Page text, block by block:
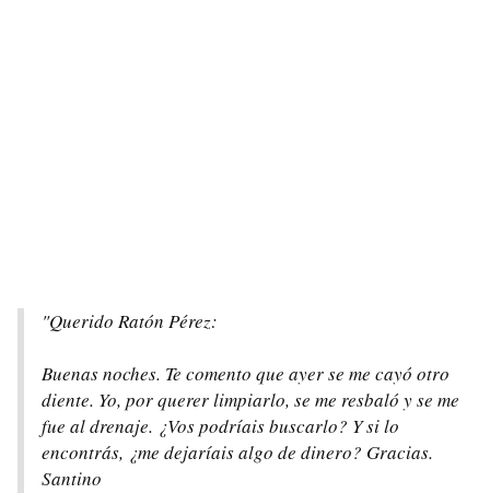
"Querido Ratón Pérez:
Buenas noches. Te comento que ayer se me cayó otro
diente. Yo, por querer limpiarlo, se me resbaló y se me
fue al drenaje. ¿Vos podríais buscarlo? Y si lo
encontrás, ¿me dejaríais algo de dinero? Gracias.
Santino